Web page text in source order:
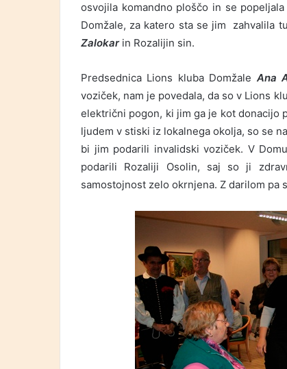
osvojila komandno ploščo in se
Domžale, za katero sta se jim zahvalila
Zalokarin Rozalijin sin.
Predsednica Lions kluba Domžale Ana
voziček, nam je povedala, da so v Lions
električni pogon, ki jim ga je kot donacijo
ljudem v stiski iz lokalnega okolja, so se
bi jim podarili invalidski voziček. V
podarili Rozaliji Osolin, saj so ji
samostojnost zelo okrnjena. Z darilom